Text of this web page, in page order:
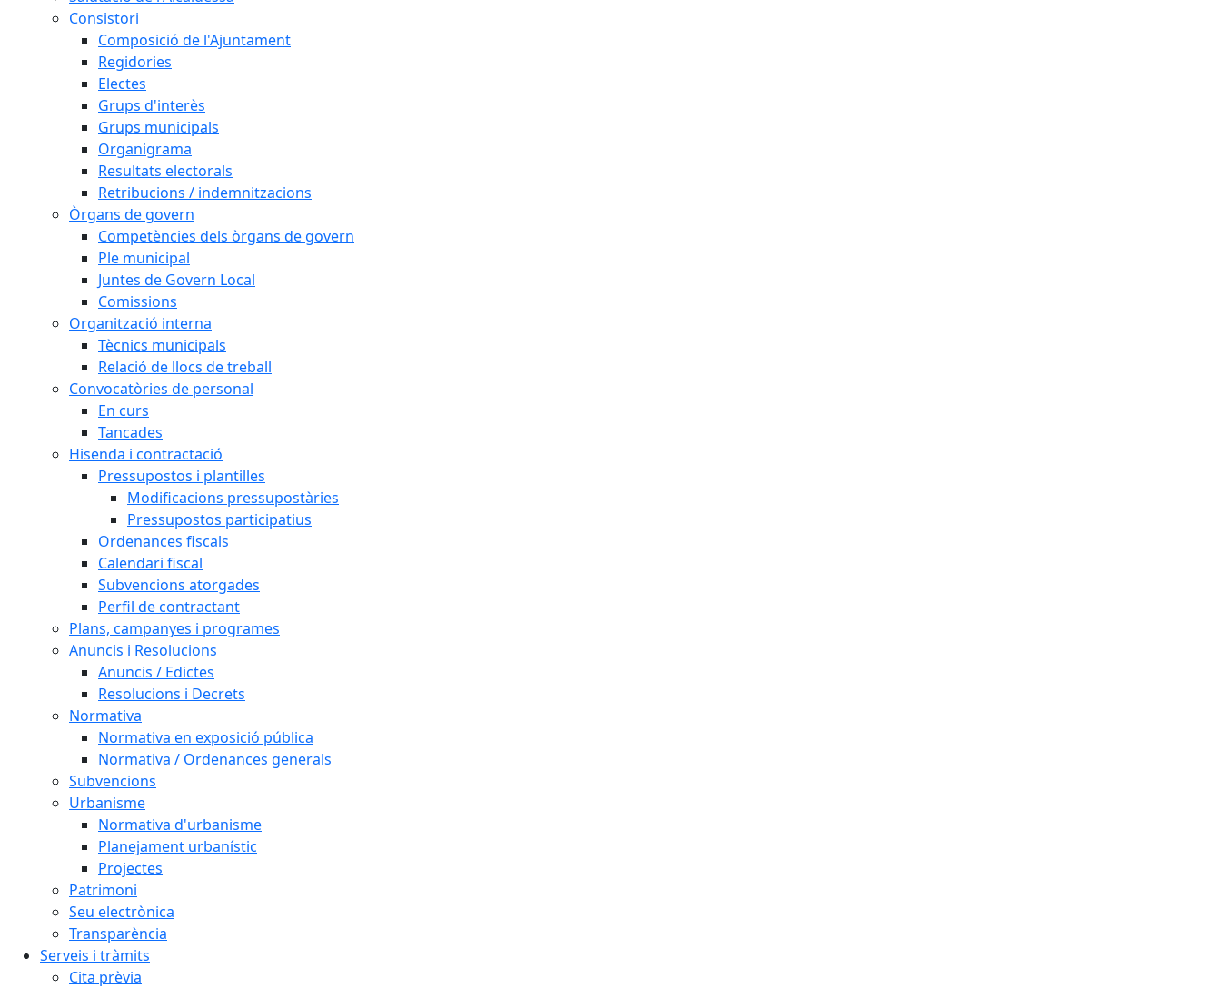
Consistori
Composició de l'Ajuntament
Regidories
Electes
Grups d'interès
Grups municipals
Organigrama
Resultats electorals
Retribucions / indemnitzacions
Òrgans de govern
Competències dels òrgans de govern
Ple municipal
Juntes de Govern Local
Comissions
Organització interna
Tècnics municipals
Relació de llocs de treball
Convocatòries de personal
En curs
Tancades
Hisenda i contractació
Pressupostos i plantilles
Modificacions pressupostàries
Pressupostos participatius
Ordenances fiscals
Calendari fiscal
Subvencions atorgades
Perfil de contractant
Plans, campanyes i programes
Anuncis i Resolucions
Anuncis / Edictes
Resolucions i Decrets
Normativa
Normativa en exposició pública
Normativa / Ordenances generals
Subvencions
Urbanisme
Normativa d'urbanisme
Planejament urbanístic
Projectes
Patrimoni
Seu electrònica
Transparència
Serveis i tràmits
Cita prèvia